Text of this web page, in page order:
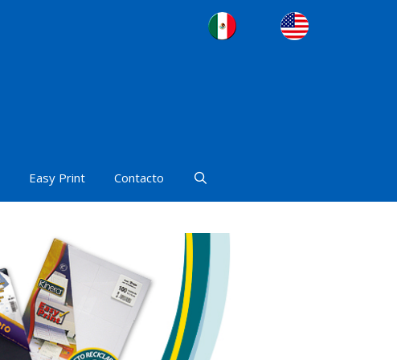
Easy Print Contacto